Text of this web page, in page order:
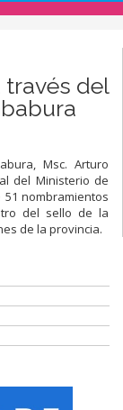
través del
Msc. Arturo
del Ministerio de
nombramientos
del sello de la
de la provincia.